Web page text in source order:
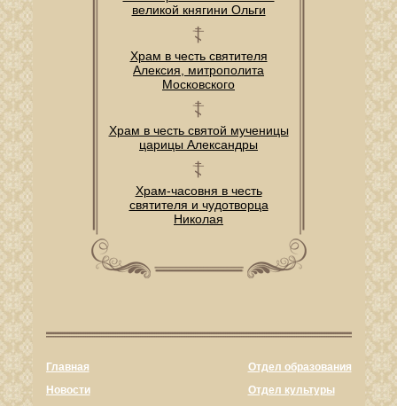
великой княгини Ольги
Храм в честь святителя
Алексия, митрополита
Московского
Храм в честь святой мученицы
царицы Александры
Храм-часовня в честь
святителя и чудотворца
Николая
Главная
Новости
Отдел образования
Отдел культуры